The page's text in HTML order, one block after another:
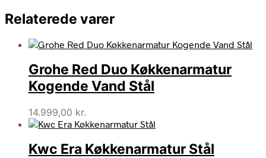
Relaterede varer
Grohe Red Duo Køkkenarmatur
Kogende Vand Stål
14.999,00 kr.
Kwc Era Køkkenarmatur Stål